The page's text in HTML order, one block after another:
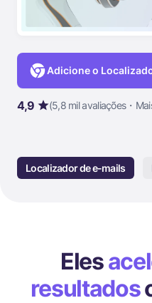
Adicione o
4,9 (5,8 mil avaliações・
Localizador de e-mails
Eles
resultados